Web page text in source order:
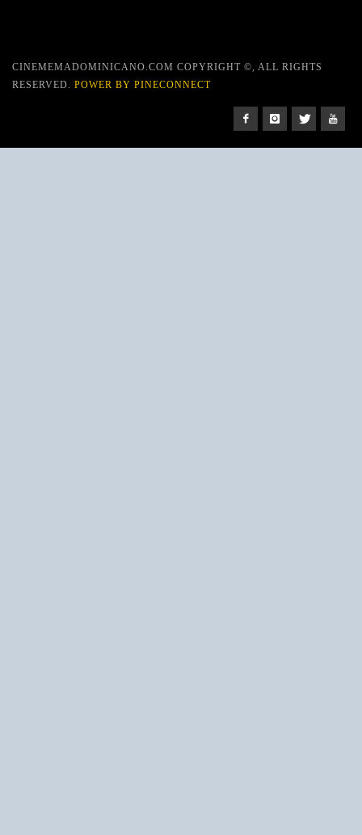
CINEMEMADOMINICANO.COM COPYRIGHT ©, ALL RIGHTS
RESERVED. POWER BY PINECONNECT